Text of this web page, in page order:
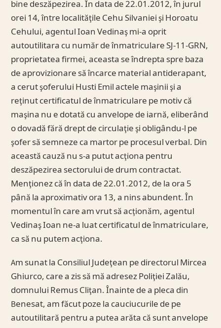
bine deszăpezirea. În data de 22.01.2012, în jurul
orei 14, între localităţile Cehu Silvaniei şi Horoatu
Cehului, agentul Ioan Vedinaş mi-a oprit
autoutilitara cu număr de înmatriculare SJ-11-GRN,
proprietatea firmei, aceasta se îndrepta spre baza
de aprovizionare să încarce material antiderapant,
a cerut şoferului Husti Emil actele maşinii şi a
reţinut certificatul de înmatriculare pe motiv că
maşina nu e dotată cu anvelope de iarnă, eliberând
o dovadă fără drept de circulaţie şi obligându-l pe
şofer să semneze ca martor pe procesul verbal. Din
această cauză nu s-a putut acţiona pentru
deszăpezirea sectorului de drum contractat.
Menţionez că în data de 22.01.2012, de la ora 5
până la aproximativ ora 13, a nins abundent. În
momentul în care am vrut să acţionăm, agentul
Vedinaş Ioan ne-a luat certificatul de înmatriculare,
ca să nu putem acţiona.
Am sunat la Consiliul Judeţean pe directorul Mircea
Ghiurco, care a zis să mă adresez Poliţiei Zalău,
domnului Remus Cliţan. Înainte de a pleca din
Benesat, am făcut poze la cauciucurile de pe
autoutilitară pentru a putea arăta că sunt anvelope